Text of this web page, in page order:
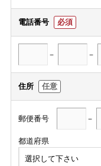
電話番号 必須
－ －
住所 任意
郵便番号 －
都道府県